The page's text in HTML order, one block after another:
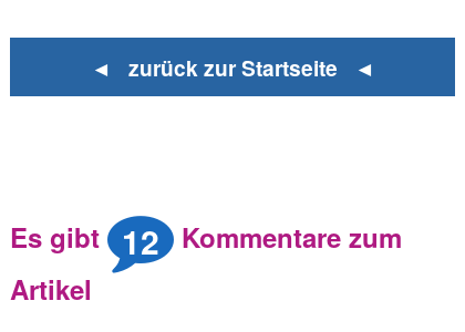
◄ zurück zur Startseite ◄
Es gibt 12
Kommentare zum
Artikel